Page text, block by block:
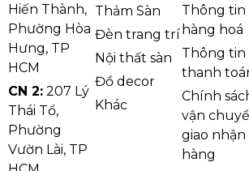
Thảm Tấm Văn Phòng
Ưu điểm nổi bật của
Phòng X09
1. Thiết kế gọn nhẹ – thi
chóng
Hiến Thành,
Phường Hòa
Hưng, TP
HCM
CN 2: 207 Lý
Thái Tổ,
Phường
Vườn Lài, TP
Thảm Sàn
Đèn trang trí
Nội thất sàn
Đồ decor
Khác
Thông tin
hàng hoá
Thông tin
thanh
Chính
vận
giao nhận
hàng